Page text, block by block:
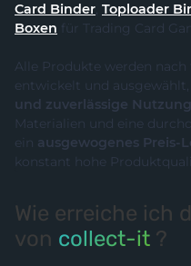
Card Binder, Toploader
Boxen für Trading Card
Alle Produkte werden
entwickelt und
und zuverlässige Nutzung
Materialien und eine
ein ausgewogenes Preis-
konstant hohe
Wie erreiche ich
von collect-it ?